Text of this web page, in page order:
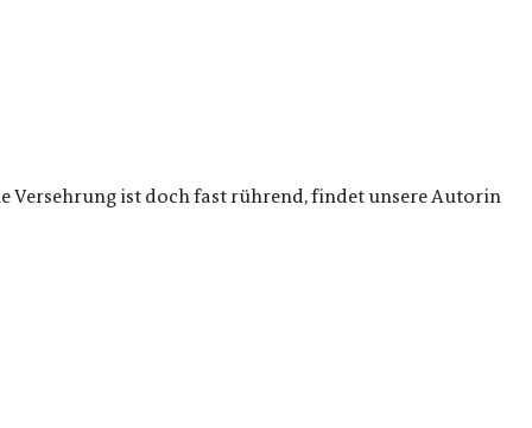
Versehrung ist doch fast rührend, findet unsere Autorin